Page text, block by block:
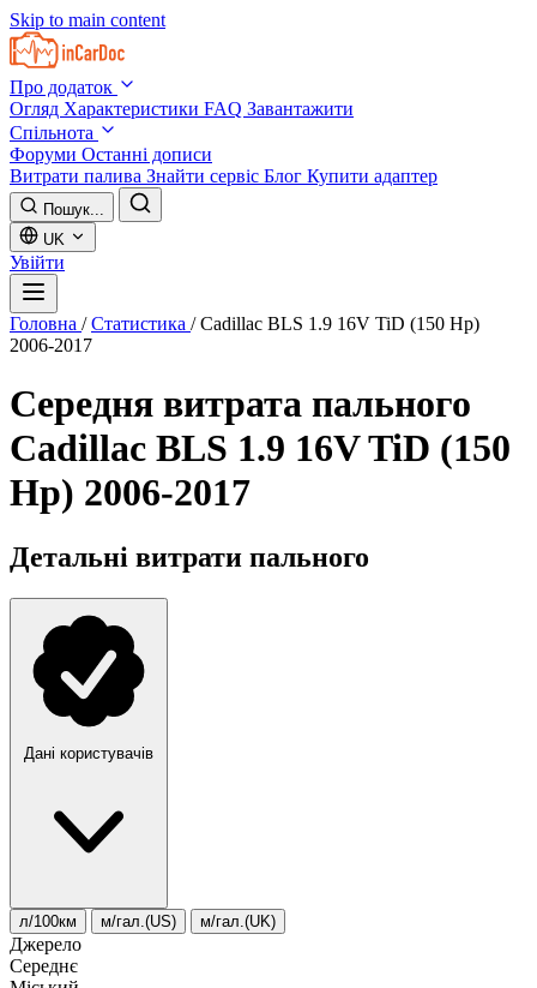
Skip to main content
Про додаток
Огляд Характеристики FAQ Завантажити
Спільнота
Форуми Останні дописи
Витрати палива Знайти сервіс Блог Купити адаптер
Пошук...
UK
Увійти
Головна / Статистика / Cadillac BLS 1.9 16V TiD (150 Hp)
2006-2017
Середня витрата пального
Cadillac BLS 1.9 16V TiD (150
Hp) 2006-2017
Детальні витрати пального
Дані користувачів
л/100км м/гал.(US) м/гал.(UK)
Джерело
Середнє